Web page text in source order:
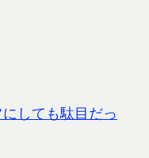
しても駄目だっ